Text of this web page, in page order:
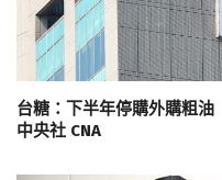
台糖：下半年停購外購粗
中央社 CNA